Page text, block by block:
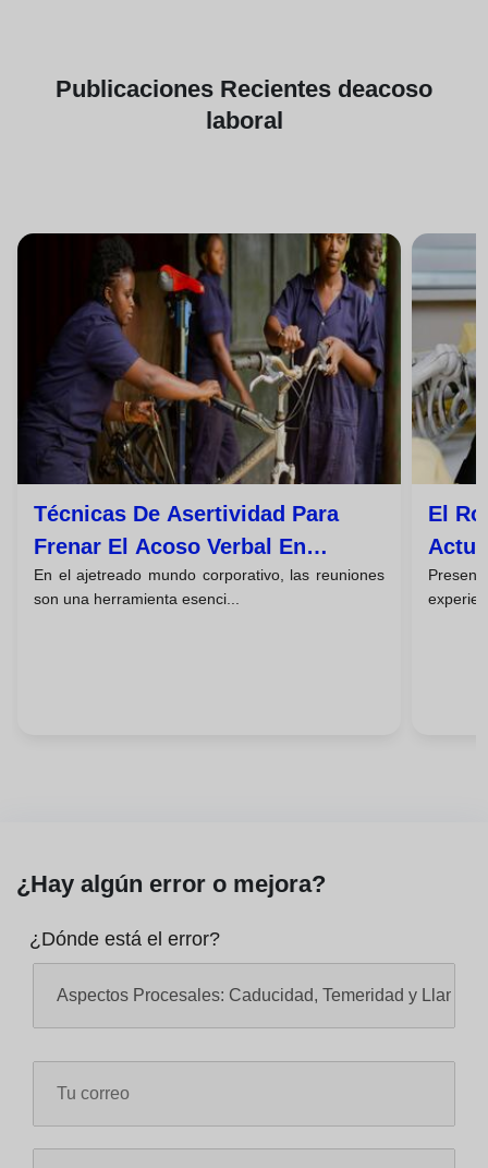
Publicaciones Recientes deacoso
laboral
Técnicas De Asertividad Para
Frenar El Acoso Verbal En
Reuniones
En el ajetreado mundo corporativo, las reuniones
son una herramienta esenci...
El
¿Hay algún error o mejora?
¿Dónde está el error?